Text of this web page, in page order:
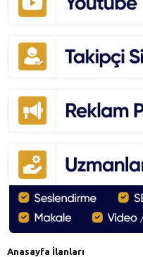
Anasayfa İlanları